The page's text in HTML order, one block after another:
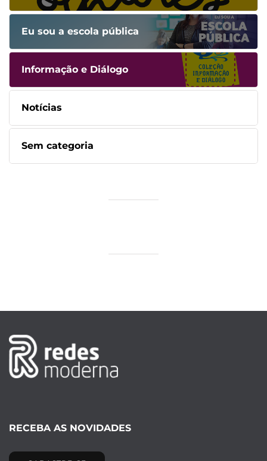
Eu sou a escola pública
Informação e Diálogo
Notícias
Sem categoria
RECEBA AS NOVIDADES